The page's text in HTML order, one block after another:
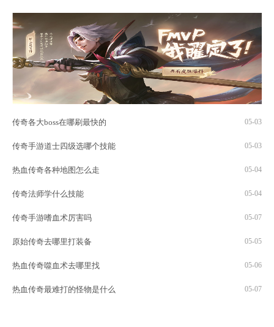
传奇各大boss在哪刷最快的 05-03
传奇手游道士四级选哪个技能 05-03
热血传奇各种地图怎么走 05-04
传奇法师学什么技能 05-04
传奇手游嗜血术厉害吗 05-07
原始传奇去哪里打装备 05-05
热血传奇噬血术去哪里找 05-06
热血传奇最难打的怪物是什么 05-07